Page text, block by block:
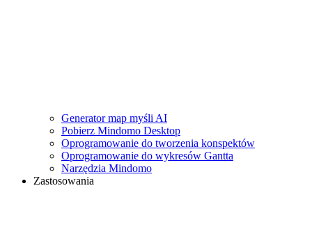
Generator map myśli AI
Pobierz Mindomo Desktop
Oprogramowanie do tworzenia konspektów
Oprogramowanie do wykresów Gantta
Narzędzia Mindomo
Zastosowania